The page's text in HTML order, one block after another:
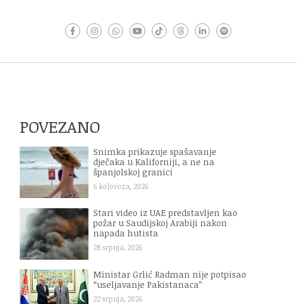
POVEZANO
Snimka prikazuje spašavanje
dječaka u Kaliforniji, a ne na
španjolskoj granici
6 kolovoza, 2026
Stari video iz UAE predstavljen kao
požar u Saudijskoj Arabiji nakon
napada hutista
28 srpnja, 2026
Ministar Grlić Radman nije potpisao
“useljavanje Pakistanaca”
22 srpnja, 2026